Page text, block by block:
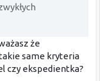
że
same kryteria
czy ekspedientka?